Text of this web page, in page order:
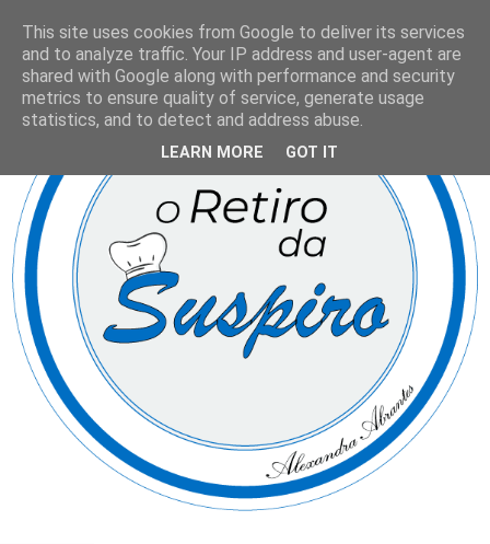
This site uses cookies from Google to deliver its services
and to analyze traffic. Your IP address and user-agent are
shared with Google along with performance and security
metrics to ensure quality of service, generate usage
statistics, and to detect and address abuse.
LEARN MORE GOT IT